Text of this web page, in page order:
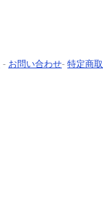
- お問い合わせ- 特定商